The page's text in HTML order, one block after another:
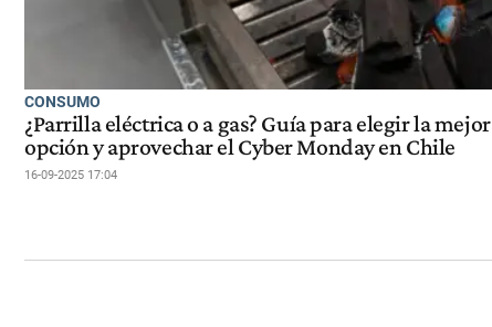
CONSUMO
¿Parrilla eléctrica o a gas? Guía para elegir la mejor
opción y aprovechar el Cyber Monday en Chile
16-09-2025 17:04